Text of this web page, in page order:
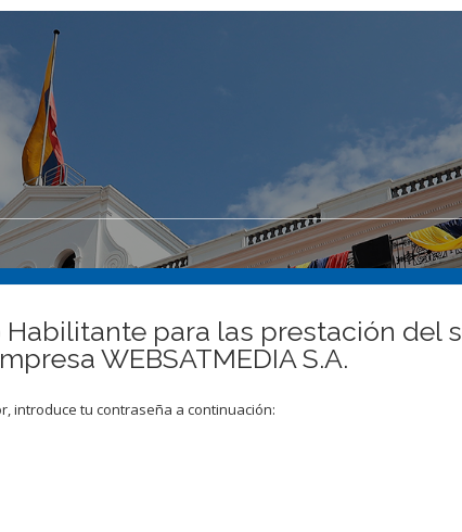
para las prestación del
WEBSATMEDIA S.A.
introduce tu contraseña a continuación: